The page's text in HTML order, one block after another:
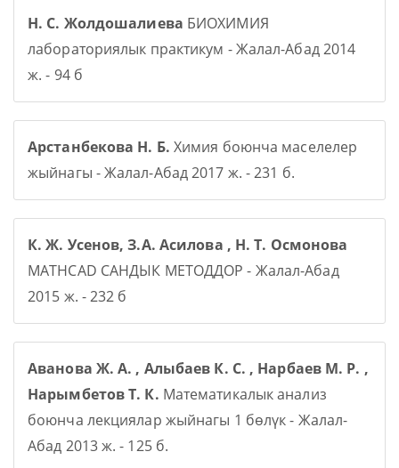
Н. С. Жолдошалиева БИОХИМИЯ
лабораториялык практикум - Жалал-Абад 2014
ж. - 94 б
Арстанбекова Н. Б. Химия боюнча маселелер
жыйнагы - Жалал-Абад 2017 ж. - 231 б.
К. Ж. Усенов, З.А. Асилова , Н. Т. Осмонова
MATHCAD САНДЫК МЕТОДДОР - Жалал-Абад
2015 ж. - 232 б
Аванова Ж. А. , Алыбаев К. С. , Нарбаев М. Р. ,
Нарымбетов Т. К. Математикалык анализ
боюнча лекциялар жыйнагы 1 бөлүк - Жалал-
Абад 2013 ж. - 125 б.